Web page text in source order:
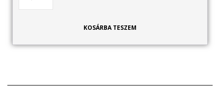
KOSÁRBA TESZEM